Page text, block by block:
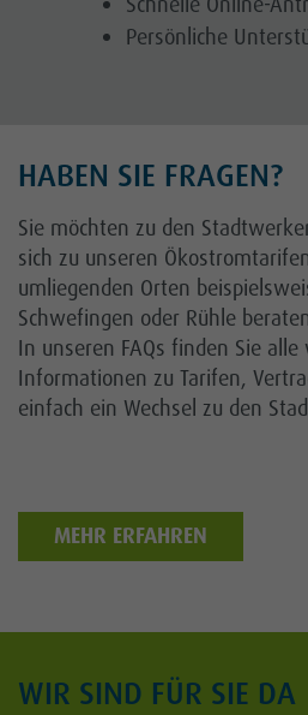
Persönliche
HABEN SIE FRAGEN?
Sie möchten zu den
sich zu unseren
umliegenden Orten
Schwefingen oder Rühle
In unseren FAQs finden Sie
Informationen zu Tarifen,
einfach ein Wechsel zu den
MEHR ERFAHREN
WIR SIND FÜR SIE DA